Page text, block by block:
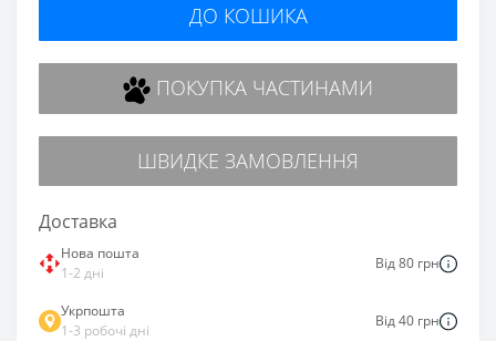
ДО КОШИКА
ПОКУПКА ЧАСТИНАМИ
ШВИДКЕ ЗАМОВЛЕННЯ
Доставка
Нова пошта
1-2 дні
Від 80 грн
Укрпошта
1-3 робочі дні
Від 40 грн